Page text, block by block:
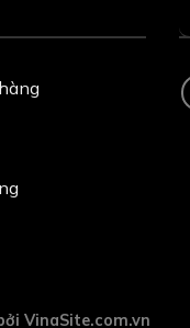
VinaSite.com.vn